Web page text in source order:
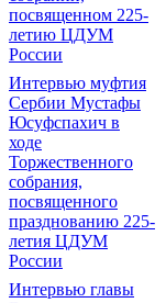
посвященном 225-
летию ЦДУМ
России
Интервью муфтия
Сербии Мустафы
Юсуфспахич в
ходе
Торжественного
собрания,
посвященного
празднованию 225-
летия ЦДУМ
России
Интервью главы